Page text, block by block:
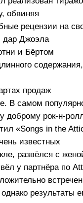
обвиняя
рецензии на
дар Джоэла
и Бёртом
содержания,
продаж
В самом
доброму рок-н-
«Songs in the
известных
развёлся с
у партнёра по
встречен
результаты